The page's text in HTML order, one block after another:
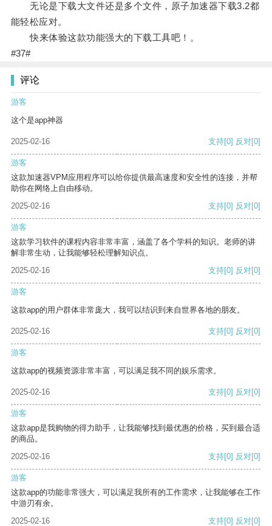
无论是下载大文件还是多个文件，原子加速器下载3.2都
能轻松应对。
快来体验这款功能强大的下载工具吧！。
#37#
评论
游客
这个是app神器
2025-02-16 支持[0] 反对[0]
游客
这款加速器VPM应用程序可以给你提供最高速度和安全性的连接，并帮
助你在网络上自由移动。
2025-02-16
支持[0] 反对[0]
游客
这款学习软件的课程内容非常丰富，涵盖了各个学科的知识。老师的讲
解非常生动，让我能够轻松理解知识点。
2025-02-16
支持[0] 反对[0]
游客
这款app的用户群体非常庞大，我可以结识到来自世界各地的朋友。
2025-02-16 支持[0] 反对[0]
游客
这款app的视频资源非常丰富，可以满足我不同的娱乐需求。
2025-02-16 支持[0] 反对[0]
游客
这款app是我购物的得力助手，让我能够找到最优惠的价格，买到最合适
的商品。
2025-02-16
支持[0] 反对[0]
游客
这款app的功能非常强大，可以满足我所有的工作需求，让我能够在工作
中游刃有余。
2025-02-16
支持[0] 反对[0]